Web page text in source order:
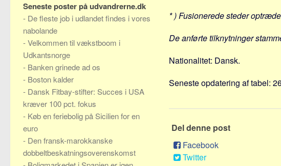
* ) Fusionerede steder
De anførte tilknytninger
Nationalitet: Dansk.
Seneste opdatering af tabel:
Del denne post
Facebook
Twitter
Seneste poster på udvandrerne.dk
- De fleste job i udlandet findes i vores
nabolande
-Velkommen til vækstboom i
Udkantsnorge
- Banken grinede ad os
- Boston kalder
- Dansk Fitbay-stifter: Succes i USA
kræver 100 pct. fokus
- Køb en feriebolig på Sicilien for en
euro
- Den fransk-marokkanske
dobbeltbeskatningsoverenskomst